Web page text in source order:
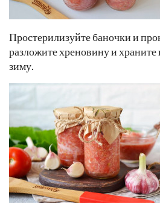
Простерилизуйте баночки и
разложите хреновину и
зиму.